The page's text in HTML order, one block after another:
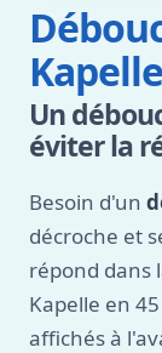
Kapelle
Un
éviter la
Besoin d'un
décroche et
répond dans
Kapelle en
affichés à